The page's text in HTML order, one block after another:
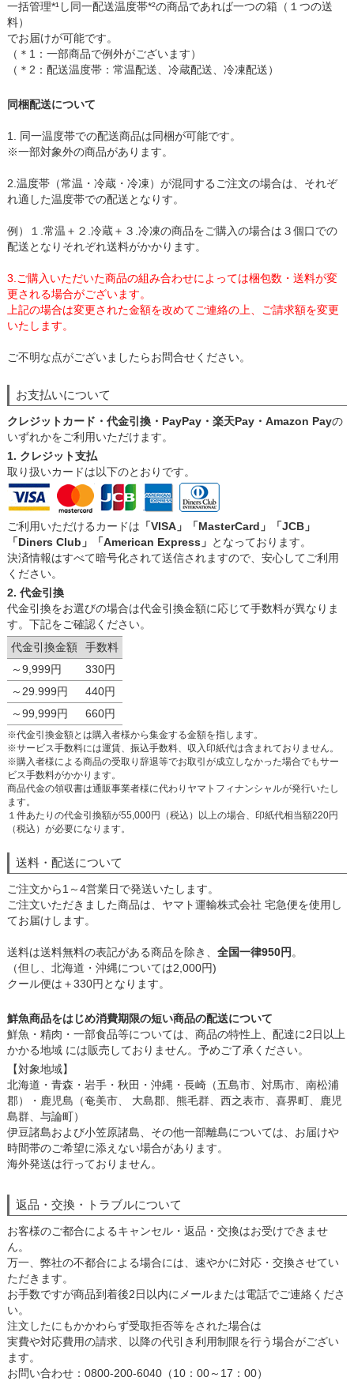
一括管理*¹し同一配送温度帯*²の商品であれば一つの箱（１つの送
料）
でお届けが可能です。
（＊1：一部商品で例外がございます）
（＊2：配送温度帯：常温配送、冷蔵配送、冷凍配送）
同梱配送について
1. 同一温度帯での配送商品は同梱が可能です。
※一部対象外の商品があります。
2.温度帯（常温・冷蔵・冷凍）が混同するご注文の場合は、それぞ
れ適した温度帯での配送となりす。
例）１.常温＋２.冷蔵＋３.冷凍の商品をご購入の場合は３個口での
配送となりそれぞれ送料がかかります。
3.ご購入いただいた商品の組み合わせによっては梱包数・送料が変
更される場合がございます。
上記の場合は変更された金額を改めてご連絡の上、ご請求額を変更
いたします。
ご不明な点がございましたらお問合せください。
お支払いについて
クレジットカード・代金引換・PayPay・楽天Pay・Amazon Payの
いずれかをご利用いただけます。
1. クレジット支払
取り扱いカードは以下のとおりです。
ご利用いただけるカードは 「VISA」「MasterCard」「JCB」
「Diners Club」「American Express」 となっております。
決済情報はすべて暗号化されて送信されますので、安心してご利用
ください。
2. 代金引換
代金引換をお選びの場合は代金引換金額に応じて手数料が異なりま
す。下記をご確認ください。
代金引換金額
手数料
～9,999円
330円
～29.999円
440円
～99,999円
660円
※代金引換金額とは購入者様から集金する金額を指します。
※サービス手数料には運賃、振込手数料、収入印紙代は含まれておりません。
※購入者様による商品の受取り辞退等でお取引が成立しなかった場合でもサー
ビス手数料がかかります。
商品代金の領収書は通販事業者様に代わりヤマトフィナンシャルが発行いたし
ます。
１件あたりの代金引換額が55,000円（税込）以上の場合、印紙代相当額220円
（税込）が必要になります。
送料・配送について
ご注文から1～4営業日で発送いたします。
ご注文いただきました商品は、ヤマト運輸株式会社 宅急便を使用し
てお届けします。
送料は送料無料の表記がある商品を除き、 全国一律950円 。
（但し、北海道・沖縄については2,000円)
クール便は＋330円となります。
鮮魚商品をはじめ消費期限の短い商品の配送について
鮮魚・精肉・一部食品等については、商品の特性上、配達に2日以上
かかる地域 には販売しておりません。予めご了承ください。
【対象地域】
北海道・青森・岩手・秋田・沖縄・長崎（五島市、対馬市、南松浦
郡）・鹿児島（奄美市、 大島郡、熊毛群、西之表市、喜界町、鹿児
島群、与論町）
伊豆諸島および小笠原諸島、その他一部離島については、お届けや
時間帯のご希望に添えない場合があります。
海外発送は行っておりません。
返品・交換・トラブルについて
お客様のご都合によるキャンセル・返品・交換はお受けできませ
ん。
万一、弊社の不都合による場合には、速やかに対応・交換させてい
ただきます。
お手数ですが商品到着後2日以内にメールまたは電話でご連絡くださ
い。
注文したにもかかわらず受取拒否等をされた場合は
実費や対応費用の請求、以降の代引き利用制限を行う場合がござい
ます。
お問い合わせ：0800-200-6040（10：00～17：00）